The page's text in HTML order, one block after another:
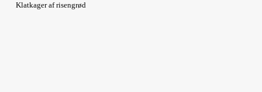
Klatkager af risengrød